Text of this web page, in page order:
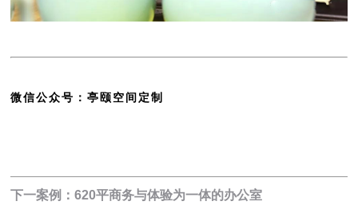
微信公众号：亭颐空间定制
下一案例：620平商务与体验为一体的办公室